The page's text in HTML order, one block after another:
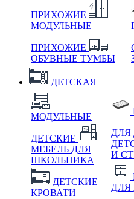
ПРИХОЖИЕ
МОДУЛЬНЫЕ
ПРИХОЖИЕ
ОБУВНЫЕ ТУМБЫ
ДЕТСКАЯ
МОДУЛЬНЫЕ
ДЕТСКИЕ
МЕБЕЛЬ ДЛЯ
ШКОЛЬНИКА
ДЕТСКИЕ
КРОВАТИ
ДЛЯ
И
ДЛЯ